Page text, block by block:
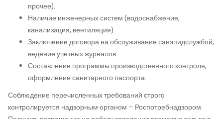
прочее).
Наличие инженерных систем (водоснабжение,
канализация, вентиляция).
Заключение договора на обслуживание санэпидслужбой,
ведение учетных журналов.
Составление программы производственного контроля,
оформление санитарного паспорта.
Соблюдение перечисленных требований строго
контролируется надзорным органом – Роспотребнадзором.